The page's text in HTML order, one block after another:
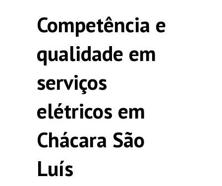
Competência e
qualidade em
serviços
elétricos em
Chácara São
Luís